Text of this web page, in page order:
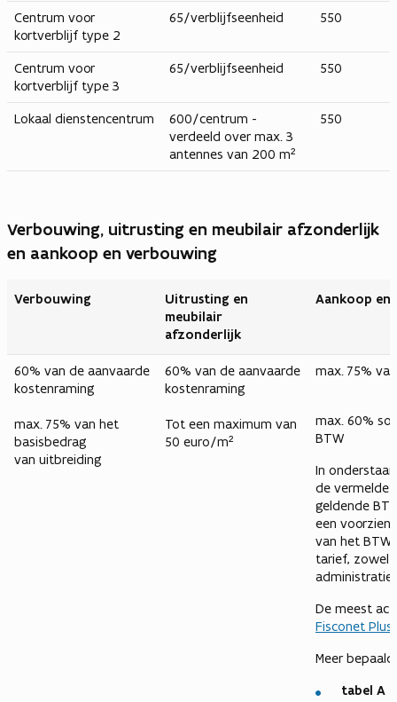
Centrum voor
kortverblijf type 2
65/verblijfseenheid 550
Centrum voor
kortverblijf type 3
65/verblijfseenheid 550
Lokaal dienstencentrum
600/centrum -
verdeeld over max. 3
antennes van 200 m²
550
Verbouwing, uitrusting en meubilair afzonderlijk
en aankoop en verbouwing
Verbouwing
Uitrusting en
meubilair
afzonderlijk
Aankoop
60% van de aanvaarde
kostenraming
max. 75% van het
basisbedrag
van uitbreiding
60% van de aanvaarde
kostenraming
Tot een maximum van
50 euro/m²
max. 75%
max. 60%
BTW
In
de vermelde
geldende
een
van het
tarief, zowel
De meest
Fisconet
Meer
tabel A